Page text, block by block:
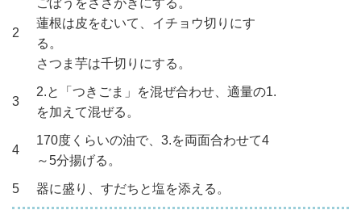
2
蓮根は皮をむいて、イチョウ切りにす
る。
さつま芋は千切りにする。
3
2.と「つきごま」を混ぜ合わせ、適量の1.
を加えて混ぜる。
4
170度くらいの油で、3.を両面合わせて4
～5分揚げる。
5 器に盛り、すだちと塩を添える。